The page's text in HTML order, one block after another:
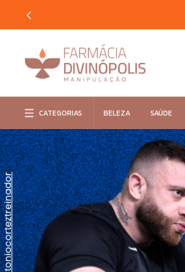
CATEGORIAS BELEZA SAÚDE